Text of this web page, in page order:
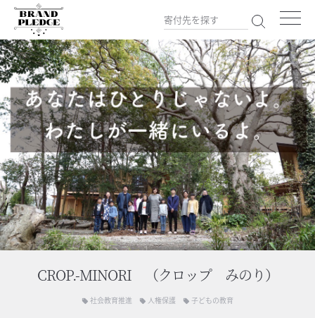
CROP.-MINORI （クロップ みのり）
local_offer 社会教育推進 local_offer 人権保護 local_offer 子どもの教育